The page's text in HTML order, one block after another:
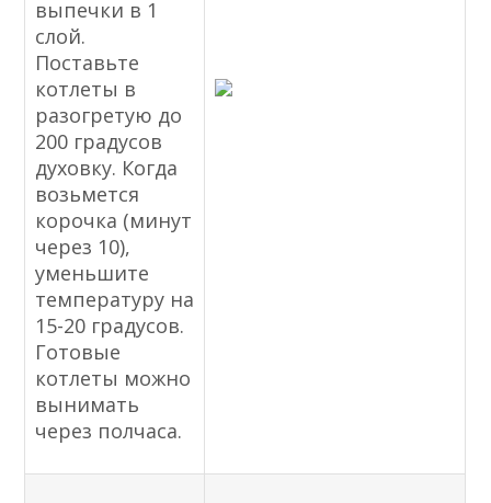
выпечки в 1
слой.
Поставьте
котлеты в
разогретую до
200 градусов
духовку. Когда
возьмется
корочка (минут
через 10),
уменьшите
температуру на
15-20 градусов.
Готовые
котлеты можно
вынимать
через полчаса.